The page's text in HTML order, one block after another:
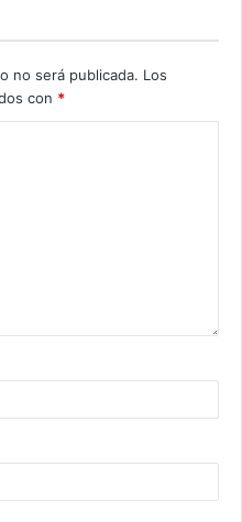
no será publicada. Los
con *